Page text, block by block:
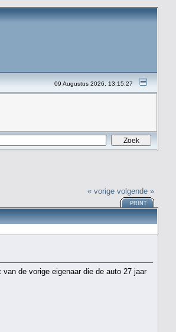
09 Augustus 2026, 13:15:27
« vorige volgende »
PRINT
de vorige eigenaar die de auto 27 jaar